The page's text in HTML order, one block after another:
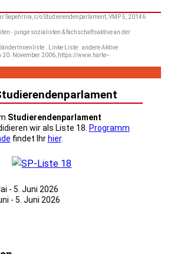
Sepehrnia, c/o Studierendenparlament, VMP 5, 20146
- junge sozialisten & fachschaftsaktive an der
. Linke Liste . andere Aktive
20. November 2006, https://www.harte--
Studierendenparlament
wir als Liste 18. Programm
findet Ihr hier.
- 5. Juni 2026
- 5. Juni 2026